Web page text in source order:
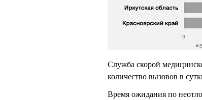
Служба скорой
количество вызовов в
Время ожидания по